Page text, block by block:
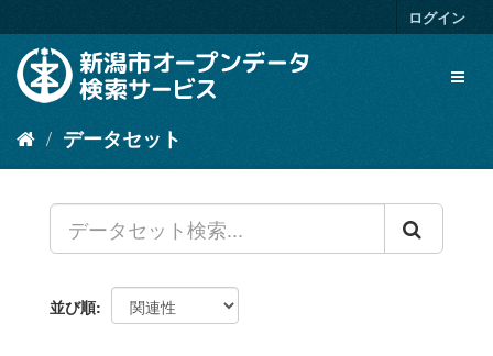
キ
容
ログイン
データセット
並び順